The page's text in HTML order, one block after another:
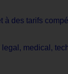
à des tarifs
medical,